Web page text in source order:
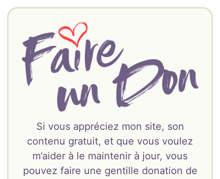
Si vous appréciez mon site, son
contenu gratuit, et que vous voulez
m’aider à le maintenir à jour, vous
pouvez faire une gentille donation de